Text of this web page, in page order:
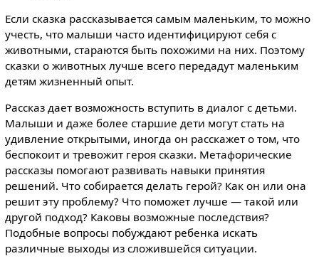
Если сказка рассказывается самым маленьким, то можно
учесть, что малыши часто идентифицируют себя с
животными, стараются быть похожими на них. Поэтому
сказки о животных лучше всего передадут маленьким
детям жизненный опыт.
Рассказ дает возможность вступить в диалог с детьми.
Малыши и даже более старшие дети могут стать на
удивление открытыми, иногда он расскажет о том, что
беспокоит и тревожит героя сказки. Метафорические
рассказы помогают развивать навыки принятия
решений. Что собирается делать герой? Как он или она
решит эту проблему? Что поможет лучше — такой или
другой подход? Каковы возможные последствия?
Подобные вопросы побуждают ребенка искать
различные выходы из сложившейся ситуации.